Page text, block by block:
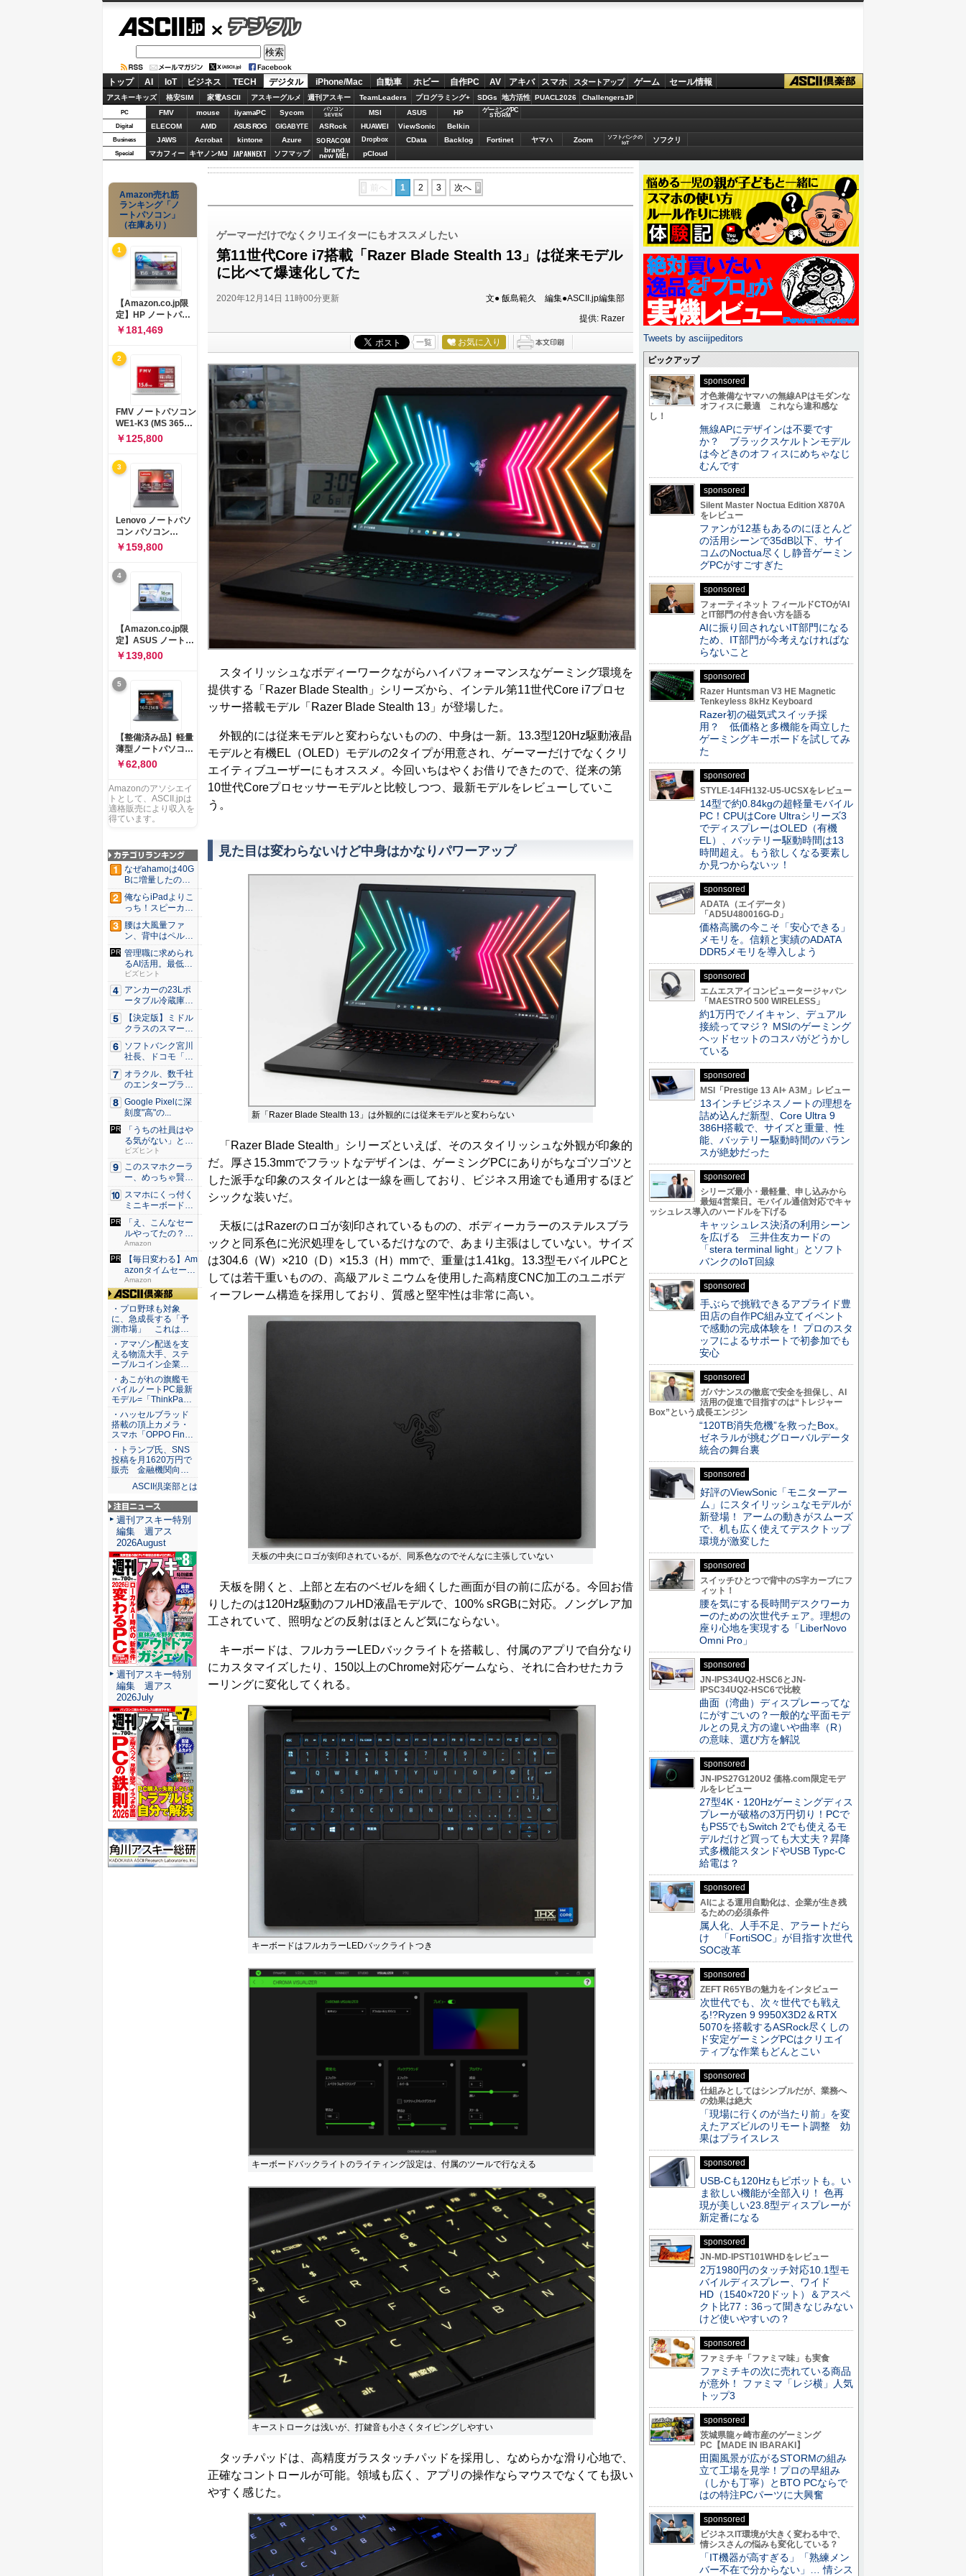
デジタル
トップ AI IoT ビジネス TECH デジタル iPhone/Mac 自動車 ホビー 自作PC AV アキバ スマホ スタートアップ ゲーム セール情報
アスキーキッズ 格安SIM 家電ASCII アスキーグルメ 週刊アスキー TeamLeaders プログラミング+ SDGs 地方活性 PUACL2026 ChallengersJP
PC FMV mouse iiyamaPC Sycom
パソコン
SEVEN
MSI ASUS HP ゲーミングPC
STORM
Digital ELECOM AMD ASUS ROG GIGABYTE ASRock HUAWEI ViewSonic Belkin
Business JAWS Acrobat kintone Azure SORACOM Dropbox CData Backlog Fortinet ヤマハ Zoom
ソフトバンクの
IoT
ソフクリ
Special マカフィー キヤノンMJ JAPANNEXT ソフマップ brand
new ME! pCloud
前へ 1 2 3 次へ
ゲーマーだけでなくクリエイターにもオススメしたい
第11世代Core i7搭載「Razer Blade Stealth 13」は従来モデル
に比べて爆速化してた
2020年12月14日 11時00分更新
文● 飯島範久 編集●ASCII.jp編集部
提供: Razer
一覧 お気に入り
スタイリッシュなボディーワークながらハイパフォーマンスなゲーミング環境を
提供する「Razer Blade Stealth」シリーズから、インテル第11世代Core i7プロセ
ッサー搭載モデル「Razer Blade Stealth 13」が登場した。
外観的には従来モデルと変わらないものの、中身は一新。13.3型120Hz駆動液晶
モデルと有機EL（OLED）モデルの2タイプが用意され、ゲーマーだけでなくクリ
エイティブユーザーにもオススメ。今回いちはやくお借りできたので、従来の第
10世代Coreプロセッサーモデルと比較しつつ、最新モデルをレビューしていこ
う。
見た目は変わらないけど中身はかなりパワーアップ
新「Razer Blade Stealth 13」は外観的には従来モデルと変わらない
「Razer Blade Stealth」シリーズといえば、そのスタイリッシュな外観が印象的
だ。厚さ15.3mmでフラットなデザインは、ゲーミングPCにありがちなゴツゴツと
した派手な印象のスタイルとは一線を画しており、ビジネス用途でも通用するほど
シックな装いだ。
天板にはRazerのロゴが刻印されているものの、ボディーカラーのステルスブラ
ックと同系色に光沢処理をしているだけなので、あまり主張はしていない。サイズ
は304.6（W）×210（D）×15.3（H）mmで、重量は1.41kg。13.3型モバイルPCと
しては若干重いものの、高級アルミニウムを使用した高精度CNC加工のユニボデ
ィーフレーム構造を採用しており、質感と堅牢性は非常に高い。
天板の中央にロゴが刻印されているが、同系色なのでそんなに主張していない
天板を開くと、上部と左右のベゼルを細くした画面が目の前に広がる。今回お借
りしたのは120Hz駆動のフルHD液晶モデルで、100% sRGBに対応。ノングレア加
工されていて、照明などの反射はほとんど気にならない。
キーボードは、フルカラーLEDバックライトを搭載し、付属のアプリで自分なり
にカスタマイズしたり、150以上のChrome対応ゲームなら、それに合わせたカラ
ーリングに変化してくれる。
キーボードはフルカラーLEDバックライトつき
キーボードバックライトのライティング設定は、付属のツールで行なえる
キーストロークは浅いが、打鍵音も小さくタイピングしやすい
タッチパッドは、高精度ガラスタッチパッドを採用し、なめらかな滑り心地で、
正確なコントロールが可能。領域も広く、アプリの操作ならマウスでなくても扱い
やすく感じた。
Amazon売れ筋
ランキング「ノ
ートパソコン」
（在庫あり）
1
【Amazon.co.jp限
定】HP ノートパソ
コン 15-fd 15.6イン
チ インテル Core 5
120U メモリ16GB
SSD512GB
Windows 11
Microsoft Office
2024搭載 WPS
Office搭載 カメラシ
ャッター 指紋認証 薄
型 Copilotキー搭載
ナチュラルシルバー
￥181,469
2
FMV ノートパソコン
WE1-K3 (MS 365
Personal/Copilotキ
ー搭載/Win 11/15.6
型/Core
i5/16GB/SSD
512GB/ホワイト)
FMVWK3E15W_AZ
￥125,800
3
Lenovo ノートパソ
コン パソコン
IdeaPad Slim 3 14.0
インチ AMD
Ryzen™ 5 8640HS
メモリ16GB
SSD512GB
Microsoft 365 試用
版 Windows11 バッ
テリー駆動12.6時間
重量1.39kg ルナグレ
ー 83K9003JJP ノー
トPC
￥159,800
4
【Amazon.co.jp限
定】ASUS ノートパ
ソコン Vivobook 15
M1502NAQ 15.6イ
ンチ AMD Ryzen 7
170 メモリ16GB
SSD 512GB
Microsoft 365
Personal (24か月版)
搭載 Windows 11 重
量1.7kg Wi-Fi 6E ク
ワイエットブルー
M1502NAQ-
￥139,800
5
【整備済み品】軽量
薄型ノートパソコン
dynabook G83 ■
13.3型
FHD(1920x1080) -
高性能第11世代Core
i5-1135G7 - メモリ
16GB - SSD 256GB
USB Type-C - MS
Office 2021 - Win11
搭載
￥62,800
Amazonのアソシエイ
トとして、ASCII.jpは
適格販売により収入を
得ています。
なぜahamoは40G
Bに増量したの
か ...
俺ならiPadよりこ
っち！スピーカー
9個...
腰は大風量ファ
ン、背中はペルチ
ェ冷却。ダ...
管理職に求められ
るAI活用。最低限
やるべ...
ビズヒント
アンカーの23Lポ
ータブル冷蔵庫が
Ama...
【決定版】ミドル
クラスのスマート
フォンの...
ソフトバンク宮川
社長、ドコモ「ah
amo...
オラクル、数千社
のエンタープライ
ズ・アプ...
Google Pixelに深
刻度"高"の...
「うちの社員はや
る気がない」と嘆
くリーダ...
ビズヒント
このスマホクーラ
ー、めっちゃ賢
い。ただ冷...
スマホにくっ付く
ミニキーボード！
触ってわ...
「え、こんなセー
ルやってたの？」
80％O...
Amazon
【毎日変わる】Am
azonタイムセール
が...
Amazon
ASCII倶楽部
・プロ野球も対象
に、急成長する「予
測市場」 これは…
・アマゾン配送を支
える物流大手、ステ
ーブルコイン企業…
・あこがれの旗艦モ
バイルノートPC最新
モデル=「ThinkPa…
・ハッセルブラッド
搭載の頂上カメラ・
スマホ「OPPO Fin…
・トランプ氏、SNS
投稿を月1620万円で
販売 金融機関向…
ASCII倶楽部とは
注目ニュース
週刊アスキー特別
編集 週アス
2026August
週刊アスキー特別
編集 週アス
2026July
Tweets by asciijpeditors
ピックアップ
sponsored
才色兼備なヤマハの無線APはモダンな
オフィスに最適 これなら違和感な
し！
無線APにデザインは不要です
か？ ブラックスケルトンモデル
は今どきのオフィスにめちゃなじ
むんです
sponsored
Silent Master Noctua Edition X870A
をレビュー
ファンが12基もあるのにほとんど
の活用シーンで35dB以下、サイ
コムのNoctua尽くし静音ゲーミン
グPCがすごすぎた
sponsored
フォーティネット フィールドCTOがAI
とIT部門の付き合い方を語る
AIに振り回されないIT部門になる
ため、IT部門が今考えなければな
らないこと
sponsored
Razer Huntsman V3 HE Magnetic
Tenkeyless 8kHz Keyboard
Razer初の磁気式スイッチ採
用？ 低価格と多機能を両立した
ゲーミングキーボードを試してみ
た
sponsored
STYLE-14FH132-U5-UCSXをレビュー
14型で約0.84kgの超軽量モバイル
PC！CPUはCore Ultraシリーズ3
でディスプレーはOLED（有機
EL）、バッテリー駆動時間は13
時間超え。もう欲しくなる要素し
か見つからないッ！
sponsored
ADATA（エイデータ）
「AD5U480016G-D」
価格高騰の今こそ「安心できる」
メモリを。信頼と実績のADATA
DDR5メモリを導入しよう
sponsored
エムエスアイコンピュータージャパン
「MAESTRO 500 WIRELESS」
約1万円でノイキャン、デュアル
接続ってマジ？ MSIのゲーミング
ヘッドセットのコスパがどうかし
ている
sponsored
MSI「Prestige 13 AI+ A3M」レビュー
13インチビジネスノートの理想を
詰め込んだ新型、Core Ultra 9
386H搭載で、サイズと重量、性
能、バッテリー駆動時間のバラン
スが絶妙だった
sponsored
シリーズ最小・最軽量、申し込みから
最短4営業日。モバイル通信対応でキャ
ッシュレス導入のハードルを下げる
キャッシュレス決済の利用シーン
を広げる 三井住友カードの
「stera terminal light」とソフト
バンクのIoT回線
sponsored
手ぶらで挑戦できるアプライド豊
田店の自作PC組み立てイベント
で感動の完成体験を！ プロのスタ
ッフによるサポートで初参加でも
安心
sponsored
ガバナンスの徹底で安全を担保し、AI
活用の促進で目指すのは“トレジャー
Box”という成長エンジン
“120TB消失危機”を救ったBox。
ゼネラルが挑むグローバルデータ
統合の舞台裏
sponsored
好評のViewSonic「モニターアー
ム」にスタイリッシュなモデルが
新登場！ アームの動きがスムーズ
で、机も広く使えてデスクトップ
環境が激変した
sponsored
スイッチひとつで背中のS字カーブにフ
ィット！
腰を気にする長時間デスクワーカ
ーのための次世代チェア。理想の
座り心地を実現する「LiberNovo
Omni Pro」
sponsored
JN-IPS34UQ2-HSC6とJN-
IPSC34UQ2-HSC6で比較
曲面（湾曲）ディスプレーってな
にがすごいの？一般的な平面モデ
ルとの見え方の違いや曲率（R）
の意味、選び方を解説
sponsored
JN-IPS27G120U2 価格.com限定モデ
ルをレビュー
27型4K・120Hzゲーミングディス
プレーが破格の3万円切り！PCで
もPS5でもSwitch 2でも使えるモ
デルだけど買っても大丈夫？昇降
式多機能スタンドやUSB Typc-C
給電は？
sponsored
AIによる運用自動化は、企業が生き残
るための必須条件
属人化、人手不足、アラートだら
け 「FortiSOC」が目指す次世代
SOC改革
sponsored
ZEFT R65YBの魅力をインタビュー
次世代でも、次々世代でも戦え
る!?Ryzen 9 9950X3D2＆RTX
5070を搭載するASRock尽くしの
ド安定ゲーミングPCはクリエイ
ティブな作業もどんとこい
sponsored
仕組みとしてはシンプルだが、業務へ
の効果は絶大
「現場に行くのが当たり前」を変
えたアズビルのリモート調整 効
果はプライスレス
sponsored
USB-Cも120Hzもピボットも。い
ま欲しい機能が全部入り！ 色再
現が美しい23.8型ディスプレーが
新定番になる
sponsored
JN-MD-IPST101WHDをレビュー
2万1980円のタッチ対応10.1型モ
バイルディスプレー、ワイド
HD（1540×720ドット）＆アスペ
クト比77：36って聞きなじみない
けど使いやすいの？
sponsored
ファミチキ「ファミマ味」も実食
ファミチキの次に売れている商品
が意外！ ファミマ「レジ横」人気
トップ3
sponsored
茨城県龍ヶ崎市産のゲーミング
PC【MADE IN IBARAKI】
田園風景が広がるSTORMの組み
立て工場を見学！プロの早組み
（しかも丁寧）とBTO PCならで
はの特注PCパーツに大興奮
sponsored
ビジネスIT環境が大きく変わる中で、
情シスさんの悩みも変化している？
「IT機器が高すぎる」「熟練メン
バー不在で分からない」… 情シス